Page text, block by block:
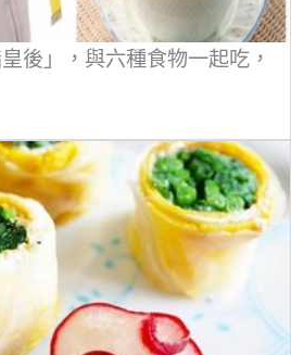
後」，與六種食物一起吃，